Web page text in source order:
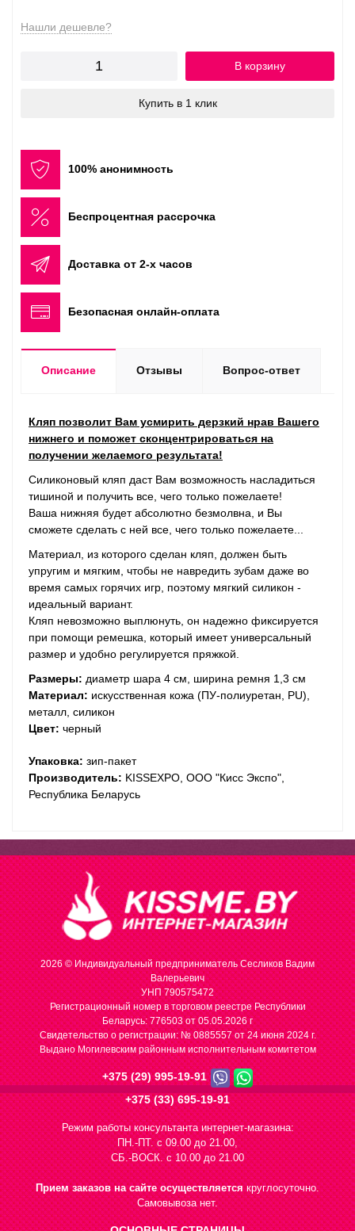
Нашли дешевле?
В корзину
Купить в 1 клик
100% анонимность
Беспроцентная рассрочка
Доставка от 2-х часов
Безопасная онлайн-оплата
Описание Отзывы Вопрос-ответ
Кляп позволит Вам усмирить дерзкий нрав Вашего
нижнего и поможет сконцентрироваться на
получении желаемого результата!
Силиконовый кляп даст Вам возможность насладиться
тишиной и получить все, чего только пожелаете!
Ваша нижняя будет абсолютно безмолвна, и Вы
сможете сделать с ней все, чего только пожелаете...
Материал, из которого сделан кляп, должен быть
упругим и мягким, чтобы не навредить зубам даже во
время самых горячих игр, поэтому мягкий силикон -
идеальный вариант.
Кляп невозможно выплюнуть, он надежно фиксируется
при помощи ремешка, который имеет уни­вер­саль­ный
размер и удобно регу­ли­ру­ется пряжкой.
Размеры: диаметр шара 4 см, ширина ремня 1,3 см
Материал: искусственная кожа (ПУ-полиуретан, PU),
металл, силикон
Цвет: черный
Упаковка: зип-пакет
Производитель: KISSEXPO, ОOО "Кисс Экспо",
Республика Беларусь
2026 © Индивидуальный предприниматель Сесликов Вадим
Валерьевич
УНП 790575472
Регистрационный номер в торговом реестре Республики
Беларусь: 776503 от 05.05.2026 г
Cвидетельство о регистрации: № 0885557 от 24 июня 2024 г.
Выдано Могилевским районным исполнительным комитетом
+375 (29) 995-19-91
+375 (33) 695-19-91
Режим работы консультанта интернет-магазина:
ПН.-ПТ. с 09.00 до 21.00,
СБ.-ВОСК. с 10.00 до 21.00
Прием заказов на сайте осуществляетсякруглосуточно.
Самовывоза нет.